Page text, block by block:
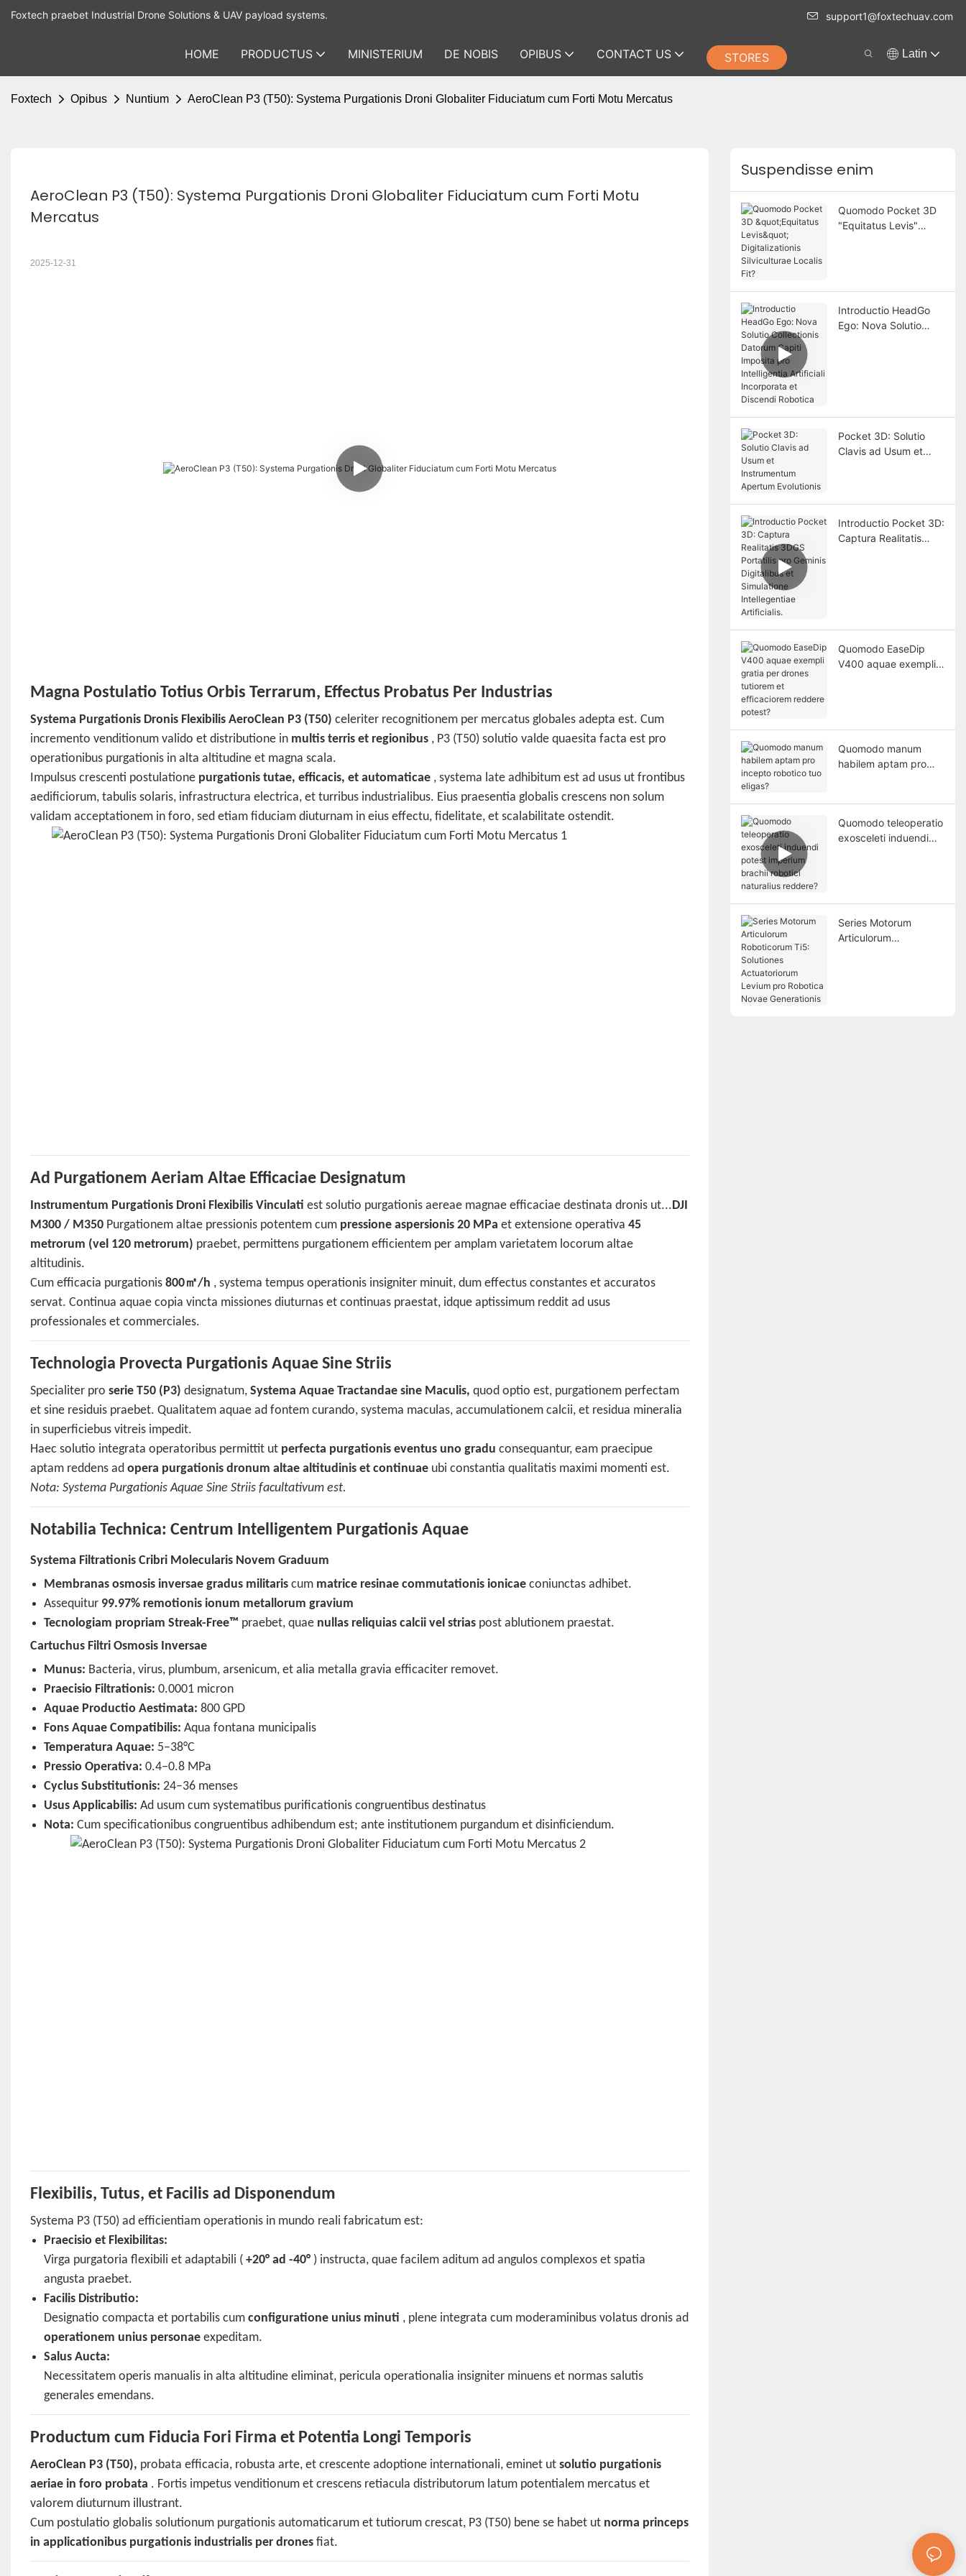
Foxtech praebet Industrial Drone Solutions & UAV payload systems. support1@foxtechuav.com
HOME PRODUCTUS MINISTERIUM DE NOBIS OPIBUS CONTACT US STORES Latin
Foxtech Opibus Nuntium AeroClean P3 (T50): Systema Purgationis Droni Globaliter Fiduciatum cum Forti Motu Mercatus
AeroClean P3 (T50): Systema Purgationis Droni Globaliter Fiduciatum cum Forti Motu
Mercatus
2025-12-31
Magna Postulatio Totius Orbis Terrarum, Effectus Probatus Per Industrias
Systema Purgationis Dronis Flexibilis AeroClean P3 (T50) celeriter recognitionem per mercatus globales adepta est. Cum
incremento venditionum valido et distributione in multis terris et regionibus, P3 (T50) solutio valde quaesita facta est pro
operationibus purgationis in alta altitudine et magna scala.
Impulsus crescenti postulatione purgationis tutae, efficacis, et automaticae, systema late adhibitum est ad usus ut frontibus
aedificiorum, tabulis solaris, infrastructura electrica, et turribus industrialibus. Eius praesentia globalis crescens non solum
validam acceptationem in foro, sed etiam fiduciam diuturnam in eius effectu, fidelitate, et scalabilitate ostendit.
Ad Purgationem Aeriam Altae Efficaciae Designatum
Instrumentum Purgationis Droni Flexibilis Vinculati est solutio purgationis aereae magnae efficaciae destinata dronis ut...DJI
M300 / M350Purgationem altae pressionis potentem cum pressione aspersionis 20 MPa et extensione operativa 45
metrorum (vel 120 metrorum) praebet, permittens purgationem efficientem per amplam varietatem locorum altae
altitudinis.
Cum efficacia purgationis 800㎡/h , systema tempus operationis insigniter minuit, dum effectus constantes et accuratos
servat. Continua aquae copia vincta missiones diuturnas et continuas praestat, idque aptissimum reddit ad usus
professionales et commerciales.
Technologia Provecta Purgationis Aquae Sine Striis
Specialiter pro serie T50 (P3) designatum, Systema Aquae Tractandae sine Maculis, quod optio est, purgationem perfectam
et sine residuis praebet. Qualitatem aquae ad fontem curando, systema maculas, accumulationem calcii, et residua mineralia
in superficiebus vitreis impedit.
Haec solutio integrata operatoribus permittit ut perfecta purgationis eventus uno gradu consequantur, eam praecipue
aptam reddens ad opera purgationis dronum altae altitudinis et continuaeubi constantia qualitatis maximi momenti est.
Nota: Systema Purgationis Aquae Sine Striis facultativum est.
Notabilia Technica: Centrum Intelligentem Purgationis Aquae
Systema Filtrationis Cribri Molecularis Novem Graduum
Membranas osmosis inversae gradus militaris cum matrice resinae commutationis ionicae coniunctas adhibet.
Assequitur 99.97% remotionis ionum metallorum gravium
Tecnologiam propriam Streak-Free™ praebet, quae nullas reliquias calcii vel strias post ablutionem praestat.
Cartuchus Filtri Osmosis Inversae
Munus: Bacteria, virus, plumbum, arsenicum, et alia metalla gravia efficaciter removet.
Praecisio Filtrationis: 0.0001 micron
Aquae Productio Aestimata: 800 GPD
Fons Aquae Compatibilis: Aqua fontana municipalis
Temperatura Aquae: 5–38°C
Pressio Operativa: 0.4–0.8 MPa
Cyclus Substitutionis: 24–36 menses
Usus Applicabilis: Ad usum cum systematibus purificationis congruentibus destinatus
Nota: Cum specificationibus congruentibus adhibendum est; ante institutionem purgandum et disinficiendum.
Flexibilis, Tutus, et Facilis ad Disponendum
Systema P3 (T50) ad efficientiam operationis in mundo reali fabricatum est:
Praecisio et Flexibilitas:
Virga purgatoria flexibili et adaptabili (+20° ad -40° ) instructa, quae facilem aditum ad angulos complexos et spatia
angusta praebet.
Facilis Distributio:
Designatio compacta et portabilis cumconfiguratione unius minuti , plene integrata cum moderaminibus volatus dronis ad
operationem unius personae expeditam.
Salus Aucta:
Necessitatem operis manualis in alta altitudine eliminat, pericula operationalia insigniter minuens et normas salutis
generales emendans.
Productum cum Fiducia Fori Firma et Potentia Longi Temporis
AeroClean P3 (T50), probata efficacia, robusta arte, et crescente adoptione internationali, eminet ut solutio purgationis
aeriae in foro probata . Fortis impetus venditionum et crescens retiacula distributorum latum potentialem mercatus et
valorem diuturnum illustrant.
Cum postulatio globalis solutionum purgationis automaticarum et tutiorum crescat, P3 (T50) bene se habet ut norma princeps
in applicationibus purgationis industrialis per dronesfiat.
Suspendisse enim
Quomodo Pocket 3D
"Equitatus Levis"
Introductio HeadGo
Ego: Nova Solutio
Pocket 3D: Solutio
Clavis ad Usum et
Introductio Pocket 3D:
Captura Realitatis
Quomodo EaseDip
V400 aquae exempli
Quomodo manum
habilem aptam pro
Quomodo teleoperatio
exosceleti induendi
Series Motorum
Articulorum